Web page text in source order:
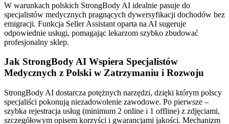
W warunkach polskich StrongBody AI idealnie pasuje do
specjalistów medycznych pragnących dywersyfikacji dochodów bez
emigracji. Funkcja Seller Assistant oparta na AI sugeruje
odpowiednie usługi, pomagając lekarzom szybko zbudować
profesjonalny sklep.
Jak StrongBody AI Wspiera Specjalistów
Medycznych z Polski w Zatrzymaniu i Rozwoju
StrongBody AI dostarcza potężnych narzędzi, dzięki którym polscy
specjaliści pokonują niezadowolenie zawodowe. Po pierwsze –
szybka rejestracja usług (minimum 2 online i 1 offline) z zdjęciami,
szczegółowym opisem korzyści i gwarancjami jakości. Mechanizm